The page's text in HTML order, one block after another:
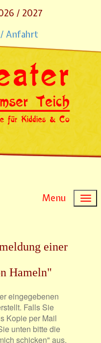
/ 2027
Anfahrt
Menu
einer
Hameln"